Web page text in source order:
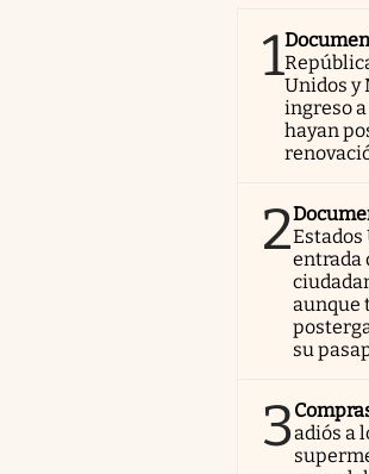
1Unidos y
ingreso
hayan
2entrada
aunque
su
3adiós a